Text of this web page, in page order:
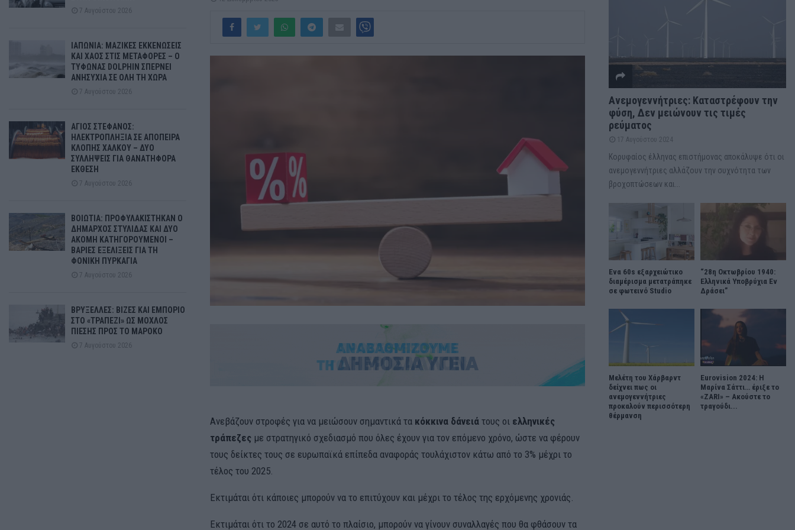
Ανεβάζουν στροφές για να μειώσουν σημαντικά τα κόκκινα δάνειά τους οι ελληνικές
τράπεζες με στρατηγικό σχεδιασμό που όλες έχουν για τον επόμενο χρόνο, ώστε να φέρουν
τους δείκτες τους σε ευρωπαϊκά επίπεδα αναφοράς τουλάχιστον κάτω από το 3% μέχρι το
τέλος του 2025.
Εκτιμάται ότι κάποιες μπορούν να το επιτύχουν και μέχρι το τέλος της ερχόμενης χρονιάς.
Εκτιμάται ότι το 2024 σε αυτό το πλαίσιο, μπορούν να γίνουν συναλλαγές που θα φθάσουν τα
7 Αυγούστου 2026
ΙΑΠΩΝΙΑ: ΜΑΖΙΚΕΣ ΕΚΚΕΝΩΣΕΙΣ
ΚΑΙ ΧΑΟΣ ΣΤΙΣ ΜΕΤΑΦΟΡΕΣ – Ο
ΤΥΦΩΝΑΣ DOLPHIN ΣΠΕΡΝΕΙ
ΑΝΗΣΥΧΙΑ ΣΕ ΟΛΗ ΤΗ ΧΩΡΑ
7 Αυγούστου 2026
ΑΓΙΟΣ ΣΤΕΦΑΝΟΣ:
ΗΛΕΚΤΡΟΠΛΗΞΙΑ ΣΕ ΑΠΟΠΕΙΡΑ
ΚΛΟΠΗΣ ΧΑΛΚΟΥ – ΔΥΟ
ΣΥΛΛΗΨΕΙΣ ΓΙΑ ΘΑΝΑΤΗΦΟΡΑ
ΕΚΘΕΣΗ
7 Αυγούστου 2026
ΒΟΙΩΤΙΑ: ΠΡΟΦΥΛΑΚΙΣΤΗΚΑΝ Ο
ΔΗΜΑΡΧΟΣ ΣΤΥΛΙΔΑΣ ΚΑΙ ΔΥΟ
ΑΚΟΜΗ ΚΑΤΗΓΟΡΟΥΜΕΝΟΙ –
ΒΑΡΙΕΣ ΕΞΕΛΙΞΕΙΣ ΓΙΑ ΤΗ
ΦΟΝΙΚΗ ΠΥΡΚΑΓΙΑ
7 Αυγούστου 2026
ΒΡΥΞΕΛΛΕΣ: ΒΙΖΕΣ ΚΑΙ ΕΜΠΟΡΙΟ
ΣΤΟ «ΤΡΑΠΕΖΙ» ΩΣ ΜΟΧΛΟΣ
ΠΙΕΣΗΣ ΠΡΟΣ ΤΟ ΜΑΡΟΚΟ
7 Αυγούστου 2026
Ανεμογεννήτριες: Καταστρέφουν την
φύση, Δεν μειώνουν τις τιμές
ρεύματος
17 Αυγούστου 2024
Κορυφαίος έλληνας επιστήμονας αποκάλυψε ότι οι
ανεμογεννήτριες αλλάζουν την συχνότητα των
βροχοπτώσεων και...
Ένα 60s εξαρχειώτικο
διαμέρισμα μετατράπηκε
σε φωτεινό Studio
“28η Οκτωβρίου 1940:
Ελληνικά Υποβρύχια Εν
Δράσει”
Μελέτη του Χάρβαρντ
δείχνει πως οι
ανεμογεννήτριες
προκαλούν περισσότερη
θέρμανση
Eurovision 2024: Η
Μαρίνα Σάττι… έριξε το
«ZARI» – Ακούστε το
τραγούδι...